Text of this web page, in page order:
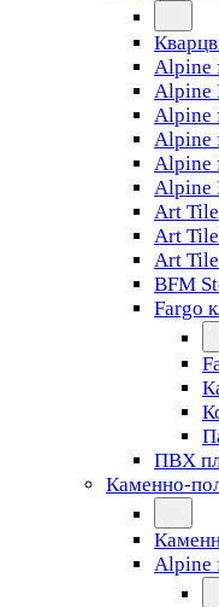
Alpine
Alpine
Alpine
Alpine
Alpine
Alpine
Art
Art
Art
BFM
Fargo
ПВХ
Каменно-
Alpine